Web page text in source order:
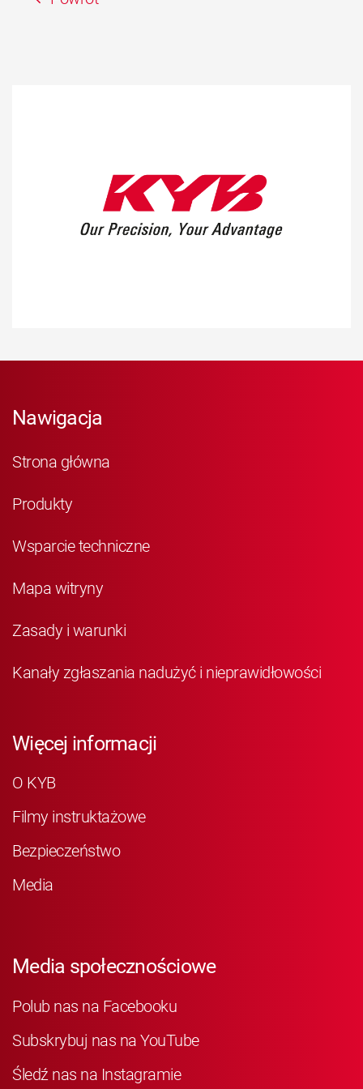
Nawigacja
Strona główna
Produkty
Wsparcie techniczne
Mapa witryny
Zasady i warunki
Kanały zgłaszania nadużyć i nieprawidłowości
Więcej informacji
O KYB
Filmy instruktażowe
Bezpieczeństwo
Media
Media społecznościowe
Polub nas na Facebooku
Subskrybuj nas na YouTube
Śledź nas na Instagramie